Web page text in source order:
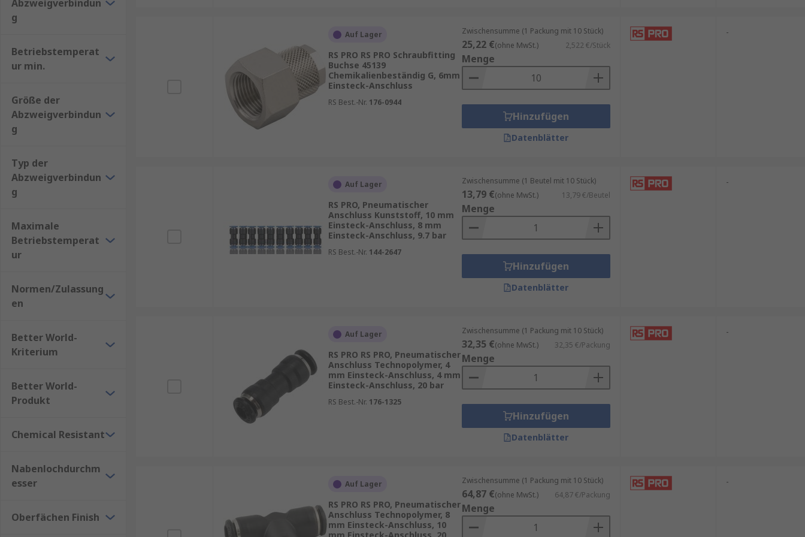
Abzweigverbindun
g
Betriebstemperat
ur min.
Größe der
Abzweigverbindun
g
Typ der
Abzweigverbindun
g
Maximale
Betriebstemperat
ur
Normen/Zulassung
en
Better World-
Kriterium
Better World-
Produkt
Chemical Resistant
Nabenlochdurchm
esser
Oberfächen Finish
Auf Lager
RS PRO RS PRO Schraubfitting
Buchse 45139
Chemikalienbeständig G, 6mm
Einsteck-Anschluss
RS Best.-Nr. 176-0944
Zwischensumme (1 Packung mit 10 Stück)
25,22 €(ohne MwSt.) 2,522 €/Stück
Menge
Hinzufügen
Datenblätter
-
Auf Lager
RS PRO, Pneumatischer
Anschluss Kunststoff, 10 mm
Einsteck-Anschluss, 8 mm
Einsteck-Anschluss, 9.7 bar
RS Best.-Nr. 144-2647
Zwischensumme (1 Beutel mit 10 Stück)
13,79 €(ohne MwSt.) 13,79 €/Beutel
Menge
Hinzufügen
Datenblätter
-
Auf Lager
RS PRO RS PRO, Pneumatischer
Anschluss Technopolymer, 4
mm Einsteck-Anschluss, 4 mm
Einsteck-Anschluss, 20 bar
RS Best.-Nr. 176-1325
Zwischensumme (1 Packung mit 10 Stück)
32,35 €(ohne MwSt.) 32,35 €/Packung
Menge
Hinzufügen
Datenblätter
-
Auf Lager
RS PRO RS PRO, Pneumatischer
Anschluss Technopolymer, 8
mm Einsteck-Anschluss, 10
Zwischensumme (1 Packung mit 10 Stück)
64,87 €(ohne MwSt.) 64,87 €/Packung
Menge
-